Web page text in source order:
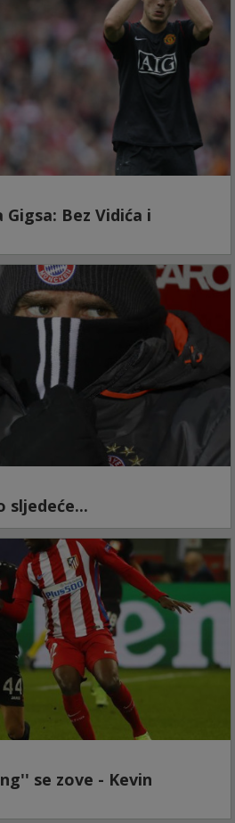
Bez Vidića i
sljedeće...
se zove - Kevin